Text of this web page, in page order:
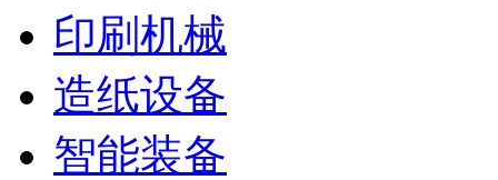
印刷机械
造纸设备
智能装备